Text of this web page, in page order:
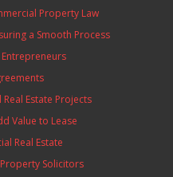
Property Law
a Smooth Process
Estate Projects
Value to Lease
Real Estate
Solicitors